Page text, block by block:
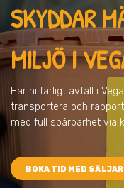
SKYDDAR
MILJÖI
Har ni farligt avfall i Vega
transportera och
med full spårbarhet via
BOKA TID MED